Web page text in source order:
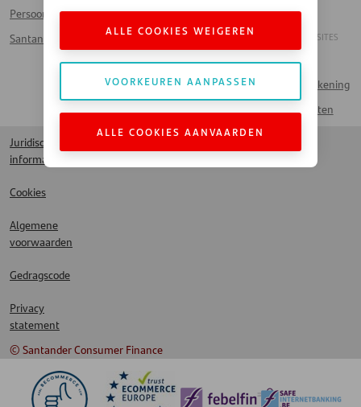
Persoonlijke lening
Santander Card
Voor bedrijven
Werken bij Santander
Veelgestelde vragen
Contact
Français
ANDERE SANTANDER SITES
Handelaar
Naar Mijn Rekening
Spaarproducten
Juridische
informatie
Cookies
Algemene
voorwaarden
Gedragscode
Privacy
statement
© Santander Consumer Finance
ALLE COOKIES WEIGEREN
VOORKEUREN AANPASSEN
ALLE COOKIES AANVAARDEN